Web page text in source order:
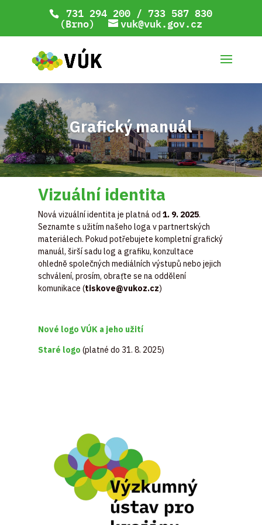
731 294 200 / 733 587 830
(Brno) vuk@vuk.gov.cz
Grafický manuál
Vizuální identita
Nová vizuální identita je platná od 1. 9. 2025.
Seznamte s užitím našeho loga v partnertských
materiálech. Pokud potřebujete kompletní grafický
manuál, širší sadu log a grafiku, konzultace
ohledně společných mediálních výstupů nebo jejich
schválení, prosím, obraťte se na oddělení
komunikace (tiskove@vukoz.cz)
Nové logo VÚK a jeho užití
Staré logo (platné do 31. 8. 2025)